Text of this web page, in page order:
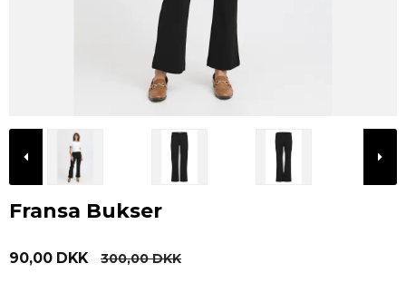
Fransa Bukser
90,00 DKK 300,00 DKK